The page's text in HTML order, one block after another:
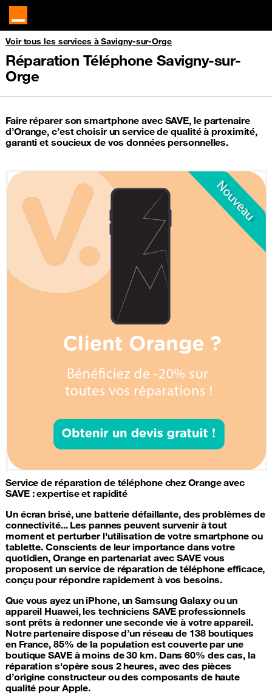
Voir tous les services à Savigny-sur-Orge
Réparation Téléphone Savigny-sur-
Orge
Faire réparer son smartphone avec SAVE, le partenaire
d’Orange, c’est choisir un service de qualité à proximité,
garanti et soucieux de vos données personnelles.
Service de réparation de téléphonechez Orange avec
SAVE : expertise et rapidité
Un écran brisé, une batterie défaillante, des problèmes de
connectivité... Les pannes peuvent survenir à tout
moment et perturber l'utilisation de votre smartphoneou
tablette. Conscients de leur importance dans votre
quotidien, Orange en partenariat avec SAVE vous
proposent un service de réparation de téléphone efficace,
conçu pour répondre rapidement à vos besoins.
Que vous ayez un iPhone, un SamsungGalaxyou un
appareil Huawei, les techniciens SAVE professionnels
sont prêts à redonner une seconde vie à votre appareil.
Notre partenaire dispose d’un réseau de 138 boutiques
en France, 85% de la population est couverte par une
boutique SAVE à moins de 30 km. Dans 60% des cas, la
réparation s'opère sous 2 heures, avec des pièces
d’origine constructeur ou des composants de haute
qualité pour Apple.